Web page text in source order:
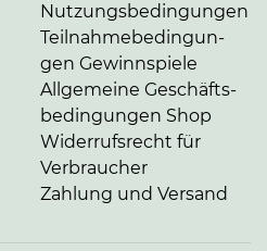
Nut­zungs­be­din­gun­gen
Teil­nah­me­be­din­gun­
gen Gewinnspiele
Allgemeine Ge­schäfts­
be­din­gun­gen Shop
Widerrufsrecht für
Verbraucher
Zahlung und Versand